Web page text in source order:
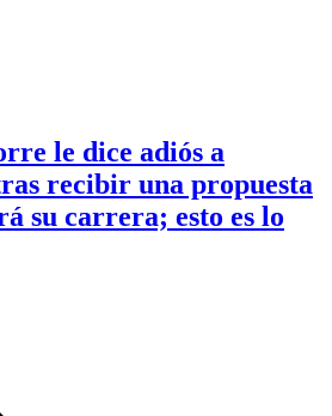
le dice adiós a
recibir una propuesta
su carrera; esto es lo